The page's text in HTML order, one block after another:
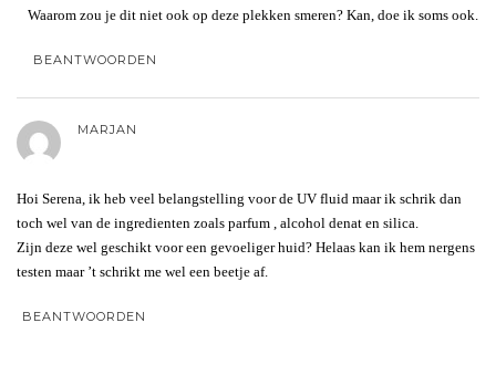
Waarom zou je dit niet ook op deze plekken smeren? Kan, doe ik soms ook.
BEANTWOORDEN
MARJAN
Hoi Serena, ik heb veel belangstelling voor de UV fluid maar ik schrik dan
toch wel van de ingredienten zoals parfum , alcohol denat en silica.
Zijn deze wel geschikt voor een gevoeliger huid? Helaas kan ik hem nergens
testen maar ’t schrikt me wel een beetje af.
BEANTWOORDEN